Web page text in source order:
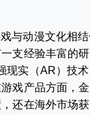
与动漫文化相
支经验丰富的
现实（AR）技
戏产品方面，
还在海外市场